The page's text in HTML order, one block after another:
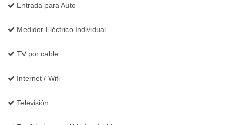
Entrada para Auto
Medidor Eléctrico Individual
TV por cable
Internet / Wifi
Televisión